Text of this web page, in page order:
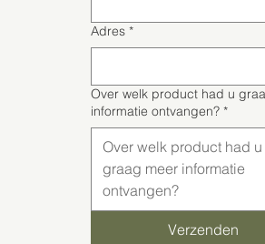
Adres *
Over welk product had u
informatie ontvangen? *
Verzenden